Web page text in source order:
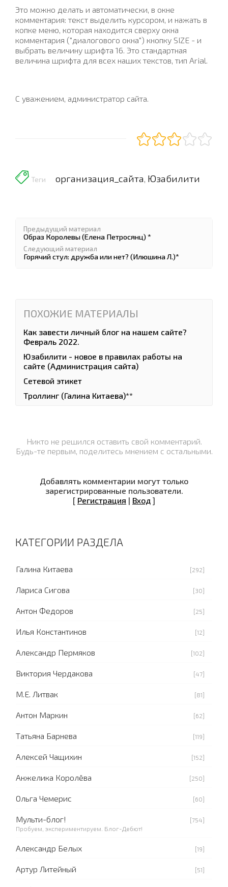
Это можно делать и автоматически, в окне
комментария: текст выделить курсором, и нажать в
копке меню, которая находится сверху окна
комментария ("диалогового окна") кнопку SIZE - и
выбрать величину шрифта 16. Это стандартная
величина шрифта для всех наших текстов, тип Arial.
С уважением, администратор сайта.
Теги организация_сайта, Юзабилити
Предыдущий материал
Образ Королевы (Елена Петросянц) *
Следующий материал
Горячий стул: дружба или нет? (Илюшина Л.)*
ПОХОЖИЕ МАТЕРИАЛЫ
Как завести личный блог на нашем сайте?
Февраль 2022.
Юзабилити - новое в правилах работы на
сайте (Администрация сайта)
Сетевой этикет
Троллинг (Галина Китаева)**
Никто не решился оставить свой комментарий.
Будь-те первым, поделитесь мнением с остальными.
Добавлять комментарии могут только
зарегистрированные пользователи.
[ Регистрация | Вход ]
КАТЕГОРИИ РАЗДЕЛА
Галина Китаева [292]
Лариса Сигова [30]
Антон Федоров [25]
Илья Константинов [12]
Александр Пермяков [102]
Виктория Чердакова [47]
М.Е. Литвак [81]
Антон Маркин [62]
Татьяна Барнева [119]
Алексей Чащихин [152]
Анжелика Королёва [250]
Ольга Чемерис [60]
Мульти-блог!
[754]
Пробуем, экспериментируем. Блог-Дебют!
Александр Белых [19]
Артур Литейный [51]